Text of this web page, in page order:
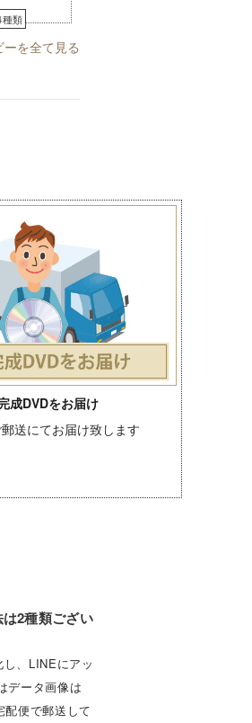
類
を全て見る
成DVDをお届け
送にてお届け致します
2種類ござい
、LINEにアッ
データ画像は
便で郵送して